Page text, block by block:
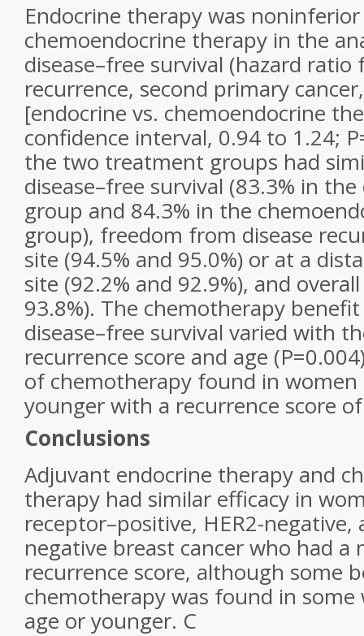
Endocrine therapy was
chemoendocrine therapy in the
disease–free survival (hazard ratio
recurrence, second primary
[endocrine vs. chemoendocrine
confidence interval, 0.94 to 1.24;
the two treatment groups had
disease–free survival (83.3% in
group and 84.3% in the
group), freedom from disease
site (94.5% and 95.0%) or at a
site (92.2% and 92.9%), and
93.8%). The chemotherapy
disease–free survival varied with
recurrence score and age
of chemotherapy found in women
younger with a recurrence score
Conclusions
Adjuvant endocrine therapy and
therapy had similar efficacy in
receptor–positive, HER2-negative,
negative breast cancer who had a
recurrence score, although some
chemotherapy was found in some
age or younger. C